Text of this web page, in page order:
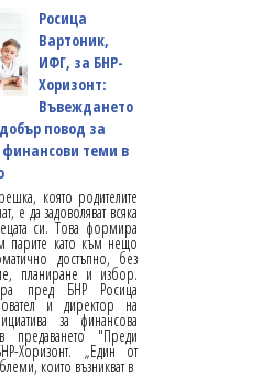
Росица
Вартоник,
ИФГ, за БНР-
Хоризонт:
Въвеждането
повод за
финансови теми в
която родителите
е да задоволяват всяка
си. Това формира
парите като към нещо
достъпно, без
планиране и избор.
пред БНР Росица
и директор на
за финансова
предаването "Преди
Хоризонт. „Един от
които възникват в